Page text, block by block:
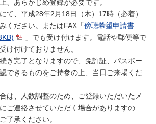
、あらかじめ登録が必要です。
て、平成28年2月18日（木）17時（必着）
ください。またはFAX「傍聴希望申請書
」でも受け付けます。電話や郵便等で
け付けておりません。
き完了となりますので、免許証、パスポー
できるものをご持参の上、当日ご来場くだ
は、人数調整のため、ご登録いただいたメ
ご連絡させていただく場合がありますの
了承ください。